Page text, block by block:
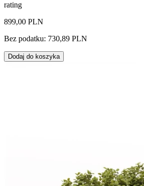
rating
899,00 PLN
Bez podatku: 730,89 PLN
Dodaj do koszyka